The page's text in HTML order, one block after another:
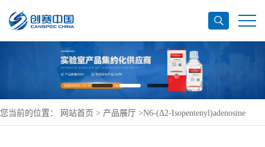
您当前的位置： 网站首页 > 产品展厅 >N6-(Δ2-Isopentenyl)adenosine